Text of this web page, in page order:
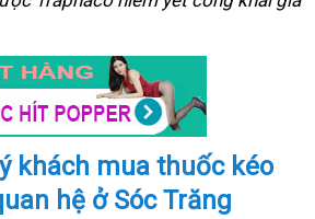
khách mua thuốc kéo
hệ ở Sóc Trăng